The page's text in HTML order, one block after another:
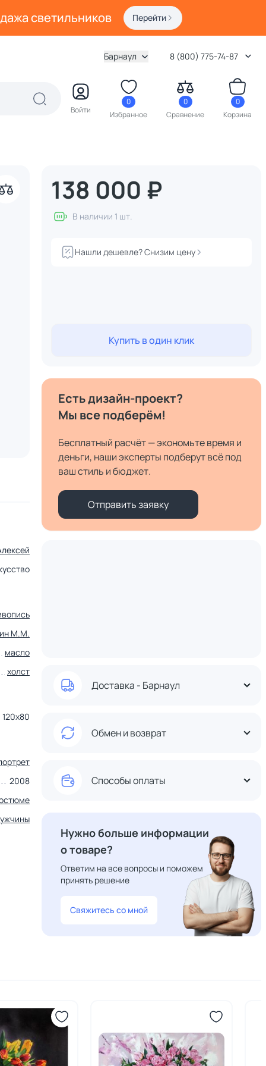
светильников Перейти
Барнаул 8 (800) 775-74-87
Войти
0
Избранное
0
Сравнение
0
Корзина
М.М.
масло
холст
120х80
2008
138 000 ₽
В наличии 1 шт.
Нашли дешевле? Снизим цену
Купить в один клик
Есть дизайн-проект?
Мы все подберём!
Бесплатный расчёт — экономьте время и
деньги, наши эксперты подберут всё под
ваш стиль и бюджет.
Отправить заявку
Доставка - Барнаул
Обмен и возврат
Способы оплаты
Нужно больше информации
о товаре?
Ответим на все вопросы и поможем
принять решение
Свяжитесь со мной